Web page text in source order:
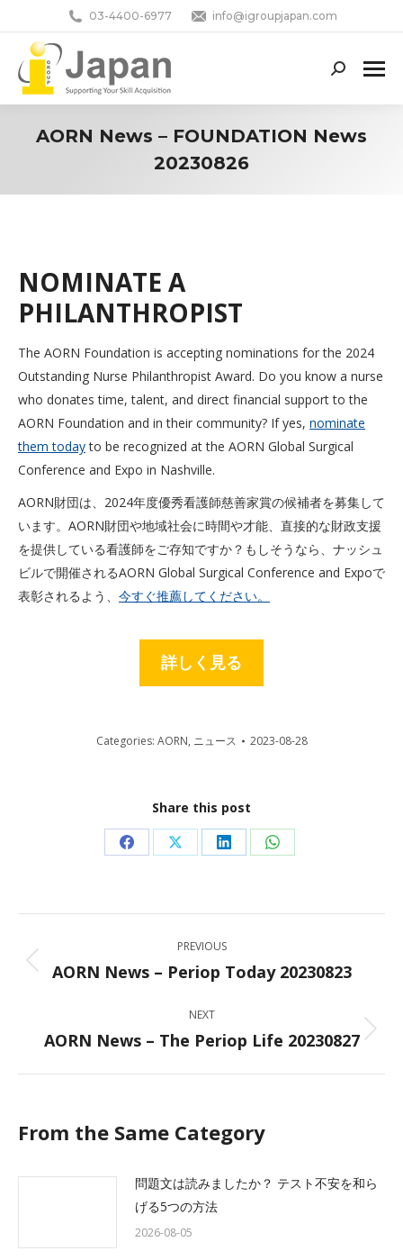
03-4400-6977 info@igroupjapan.com
Search:
AORN News – FOUNDATION News
20230826
NOMINATE A
PHILANTHROPIST
The AORN Foundation is accepting nominations for the 2024
Outstanding Nurse Philanthropist Award. Do you know a nurse
who donates time, talent, and direct financial support to the
AORN Foundation and in their community? If yes, nominate
them todayto be recognized at the AORN Global Surgical
Conference and Expo in Nashville.
AORN財団は、2024年度優秀看護師慈善家賞の候補者を募集して
います。AORN財団や地域社会に時間や才能、直接的な財政支援
を提供している看護師をご存知ですか？もしそうなら、ナッシュ
ビルで開催されるAORN Global Surgical Conference and Expoで
表彰されるよう、 今すぐ推薦してください。
詳しく見る
Categories: AORN, ニュース 2023-08-28
Share this post
Share
Facebook
Share
X
Share
LinkedIn
Share
WhatsApp
navigation
PREVIOUS
Previous
AORN News – Periop Today 20230823
NEXT
Next
AORN News – The Periop Life 20230827
From the Same Category
問題文は読みましたか？ テスト不安を和ら
げる5つの方法
2026-08-05